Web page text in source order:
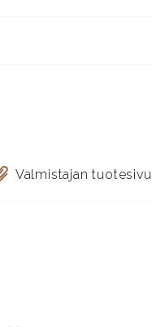
Valmistajan tuotesivu